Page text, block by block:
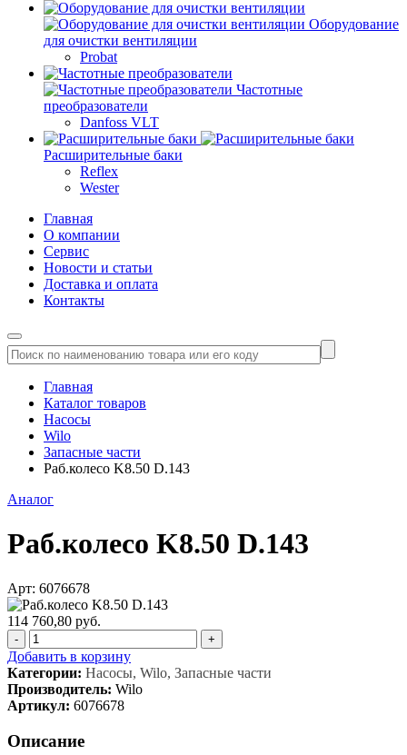
Оборудование
для очистки вентиляции
Probat
Частотные
преобразователи
Danfoss VLT
Расширительные баки
Reflex
Wester
Главная
О компании
Сервис
Новости и статьи
Доставка и оплата
Контакты
Главная
Каталог товаров
Насосы
Wilo
Запасные части
Раб.колесо K8.50 D.143
Аналог
Раб.колесо K8.50 D.143
Арт: 6076678
114 760,80 руб.
- +
Добавить в корзину
Категории: Насосы, Wilo, Запасные части
Производитель: Wilo
Артикул: 6076678
Описание